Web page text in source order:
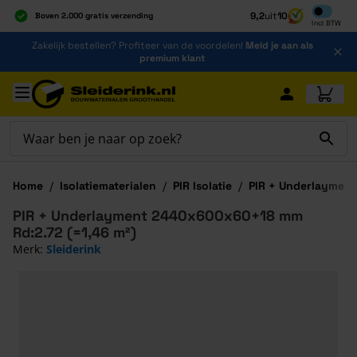
Boven 2.000 gratis verzending
Al 40 jaar dé specialist
Alles onder één dak
9,2uit10
Incl BTW
Inclusief
Ga naar de inhoud
Zakelijk bestellen? Profiteer van de voordelen! Meld je aan als
premium klant
Ga naar hoofdinhoud
Home / Isolatiematerialen / PIR Isolatie / PIR + Underlayment
PIR + Underlayment 2440x600x60+18 mm
Rd:2.72 (=1,46 m²)
Merk: Sleiderink